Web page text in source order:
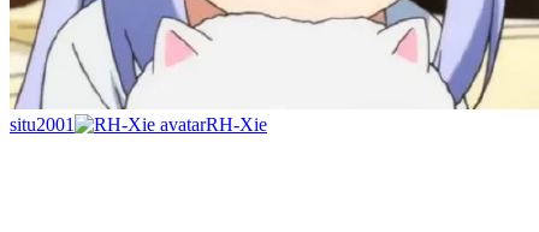
situ2001 RH-Xie